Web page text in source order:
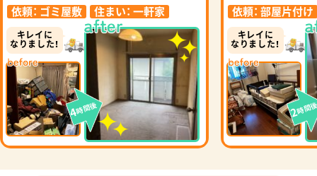
依頼： ゴミ屋敷 住まい： 一軒家
キレイに
なりました！
4時間後
依頼： 部屋片付け
キレイに
なりました！
2時間